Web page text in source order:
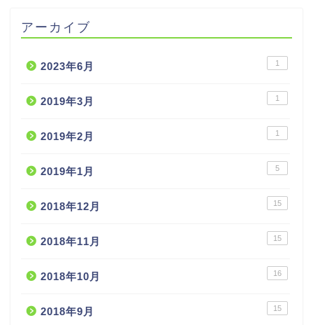
アーカイブ
2023年6月 1
2019年3月 1
2019年2月 1
2019年1月 5
2018年12月 15
2018年11月 15
2018年10月 16
2018年9月 15